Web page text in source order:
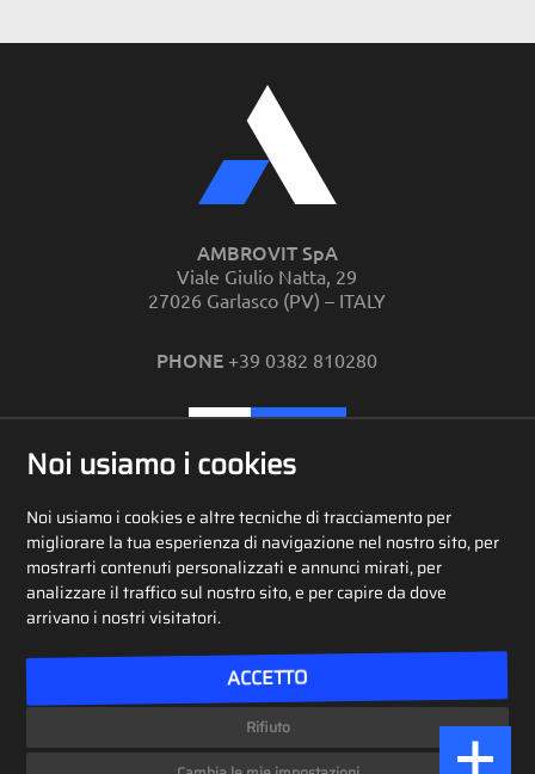
Noi usiamo i cookies
Noi usiamo i cookies e altre tecniche di tracciamento per
migliorare la tua esperienza di navigazione nel nostro sito, per
mostrarti contenuti personalizzati e annunci mirati, per
analizzare il traffico sul nostro sito, e per capire da dove
arrivano i nostri visitatori.
ACCETTO
Rifiuto
AMBROVIT SpA
Viale Giulio Natta, 29
27026 Garlasco (PV) – ITALY
PHONE +39 0382 810280
RETE VENDITA
© Ambrovit SpA 2024 – Tutti i diritti riservati – P.I. 11451770157
Privacy Policy– Cookie Policy